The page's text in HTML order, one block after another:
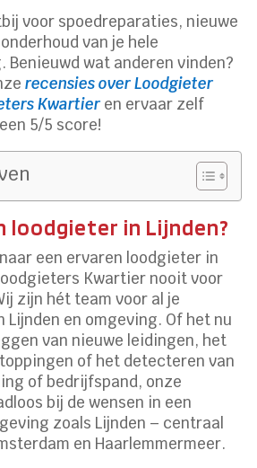
voor spoedreparaties, nieuwe
van je hele
Benieuwd wat anderen vinden?
recensies over Loodgieter
Kwartier en ervaar zelf
5/5 score!
loodgieter in Lijnden?
een ervaren loodgieter in
Kwartier nooit voor
zijn hét team voor al je
Lijnden en omgeving. Of het nu
van nieuwe leidingen, het
of het detecteren van
of bedrijfspand, onze
bij de wensen in een
zoals Lijnden – centraal
en Haarlemmermeer.